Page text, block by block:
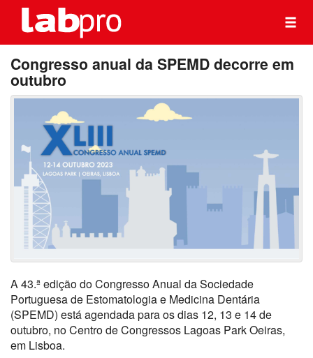
Congresso anual da SPEMD decorre em
outubro
A 43.ª edição do Congresso Anual da Sociedade
Portuguesa de Estomatologia e Medicina Dentária
(SPEMD) está agendada para os dias 12, 13 e 14 de
outubro, no Centro de Congressos Lagoas Park Oeiras,
em Lisboa.